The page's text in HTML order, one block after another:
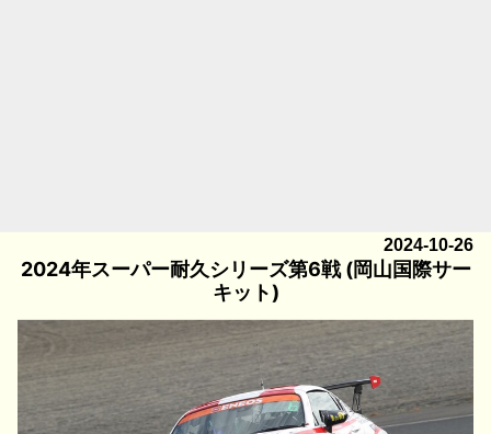
2024-10-26
2024年スーパー耐久シリーズ第6戦 (岡山国際サー
キット)